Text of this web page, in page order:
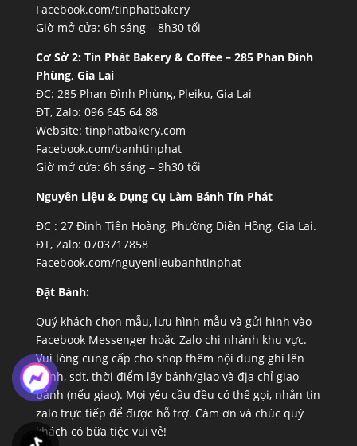
Facebook.com/tinphatbakery
Giờ mở cửa: 6h sáng – 8h30 tối
Cơ Sở 2: Tín Phát Bakery & Coffee – 285 Phan Đình
Phùng, Gia Lai
ĐC: 285 Phan Đình Phùng, Pleiku, Gia Lai
ĐT, Zalo: 096 645 64 88
Website: tinphatbakery.com
Facebook.com/banhtinphat
Giờ mở cửa: 6h sáng – 9h30 tối
Nguyên Liệu & Dụng Cụ Làm Bánh Tín Phát
ĐC : 27 Đinh Tiên Hoàng, Phường Diên Hồng, Gia Lai.
ĐT, Zalo: 0703717858
Facebook.com/nguyenlieubanhtinphat
Đặt Bánh:
Quý khách chọn mẫu, lưu hình mẫu và gửi hình vào
Facebook Messenger hoặc Zalo chi nhánh khu vực.
Vui lòng cung cấp cho shop thêm nội dung ghi lên
bánh, sdt, thời điểm lấy bánh/giao và địa chỉ giao
bánh (nếu giao). Mọi yêu cầu đều có thể gọi, nhắn tin
zalo trực tiếp để được hỗ trợ. Cám ơn và chúc quý
khách có bữa tiệc vui vẻ!